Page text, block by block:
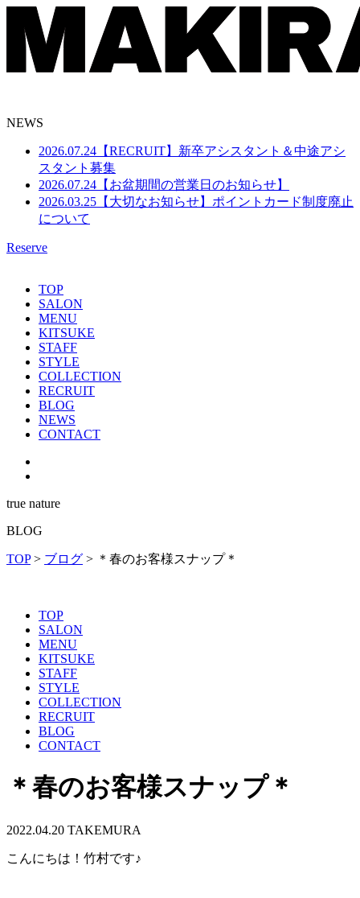
NEWS
2026.07.24 【RECRUIT】新卒アシスタント＆中途アシ
スタント募集
2026.07.24 【お盆期間の営業日のお知らせ】
2026.03.25 【大切なお知らせ】ポイントカード制度廃止
について
Reserve
TOP
SALON
MENU
KITSUKE
STAFF
STYLE
COLLECTION
RECRUIT
BLOG
NEWS
CONTACT
true nature
BLOG
TOP> ブログ > ＊春のお客様スナップ＊
TOP
SALON
MENU
KITSUKE
STAFF
STYLE
COLLECTION
RECRUIT
BLOG
CONTACT
＊春のお客様スナップ＊
2022.04.20 TAKEMURA
こんにちは！竹村です♪